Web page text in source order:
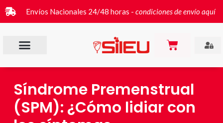
Envíos Nacionales 24/48 horas - condiciones de envío aquí
Síndrome Premenstrual
(SPM): ¿Cómo lidiar con